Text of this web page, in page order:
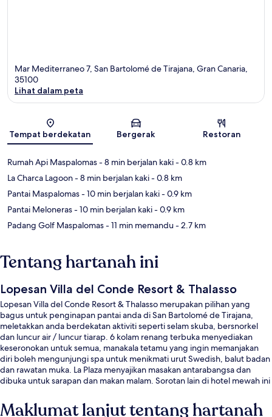
Mar Mediterraneo 7, San Bartolomé de Tirajana, Gran Canaria,
35100
Lihat dalam peta
Tempat berdekatan Bergerak Restoran
Rumah Api Maspalomas- 8 min berjalan kaki- 0.8 km
La Charca Lagoon- 8 min berjalan kaki- 0.8 km
Pantai Maspalomas- 10 min berjalan kaki- 0.9 km
Pantai Meloneras- 10 min berjalan kaki- 0.9 km
Padang Golf Maspalomas- 11 min memandu- 2.7 km
Tentang hartanah ini
Lopesan Villa del Conde Resort & Thalasso
Lopesan Villa del Conde Resort & Thalasso merupakan pilihan yang
bagus untuk penginapan pantai anda di San Bartolomé de Tirajana,
meletakkan anda berdekatan aktiviti seperti selam skuba, bersnorkel
dan luncur air / luncur tiarap. 6 kolam renang terbuka menyediakan
keseronokan untuk semua, manakala tetamu yang ingin memanjakan
diri boleh mengunjungi spa untuk menikmati urut Swedish, balut badan
dan rawatan muka. La Plaza menyajikan masakan antarabangsa dan
dibuka untuk sarapan dan makan malam. Sorotan lain di hotel mewah ini
kesihatan. Pengembara lain memuji tentang kakitangan.
Maklumat lanjut tentang hartanah